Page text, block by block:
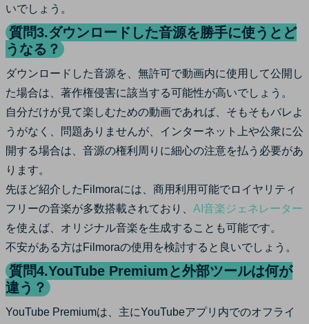
いでしょう。
質問3.ダウンロードした音源を勝手に使うとど
うなる？
ダウンロードした音源を、無許可で動画内に使用して公開し
た場合は、著作権侵害に該当する可能性が高いでしょう。
自分だけが見て楽しむための動画であれば、そもそもバレよ
うがなく、問題ありませんが、インターネット上や公衆に公
開する場合は、音源の権利周りに細心の注意を払う必要があ
ります。
先ほど紹介したFilmoraには、商用利用可能でロイヤリティ
フリーの音楽が多数搭載されており、 AI音楽ジェネレーター
を使えば、オリジナル音楽を生成することも可能です。
不安がある方はFilmoraの使用を検討すると良いでしょう。
質問4.YouTube Premiumと外部ツールは何が
違う？
YouTube Premiumは、主にYouTubeアプリ内でのオフライ